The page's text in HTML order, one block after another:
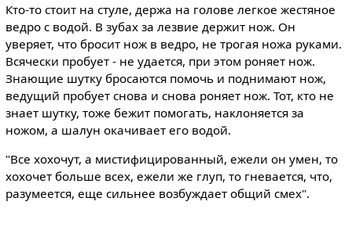
Кто-то стоит на стуле, держа на голове легкое жестяное
ведро с водой. В зубах за лезвие держит нож. Он
уверяет, что бросит нож в ведро, не трогая ножа руками.
Всячески пробует - не удается, при этом роняет нож.
Знающие шутку бросаются помочь и поднимают нож,
ведущий пробует снова и снова роняет нож. Тот, кто не
знает шутку, тоже бежит помогать, наклоняется за
ножом, а шалун окачивает его водой.
"Все хохочут, а мистифицированный, ежели он умен, то
хохочет больше всех, ежели же глуп, то гневается, что,
разумеется, еще сильнее возбуждает общий смех".